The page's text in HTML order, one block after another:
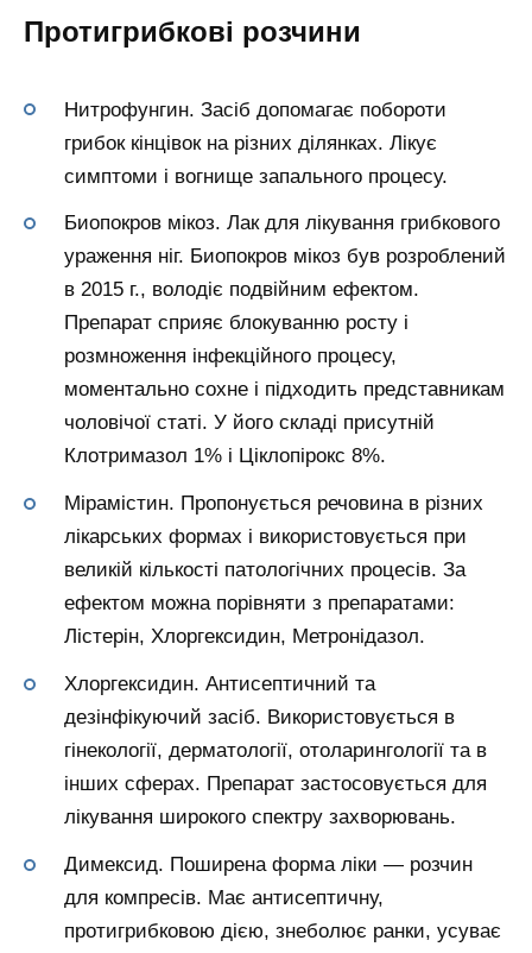
Протигрибкові розчини
Нитрофунгин. Засіб допомагає побороти
грибок кінцівок на різних ділянках. Лікує
симптоми і вогнище запального процесу.
Биопокров мікоз. Лак для лікування грибкового
ураження ніг. Биопокров мікоз був розроблений
в 2015 г., володіє подвійним ефектом.
Препарат сприяє блокуванню росту і
розмноження інфекційного процесу,
моментально сохне і підходить представникам
чоловічої статі. У його складі присутній
Клотримазол 1% і Ціклопірокс 8%.
Мірамістин. Пропонується речовина в різних
лікарських формах і використовується при
великій кількості патологічних процесів. За
ефектом можна порівняти з препаратами:
Лістерін, Хлоргексидин, Метронідазол.
Хлоргексидин. Антисептичний та
дезінфікуючий засіб. Використовується в
гінекології, дерматології, отоларингології та в
інших сферах. Препарат застосовується для
лікування широкого спектру захворювань.
Димексид. Поширена форма ліки — розчин
для компресів. Має антисептичну,
протигрибковою дією, знеболює ранки, усуває